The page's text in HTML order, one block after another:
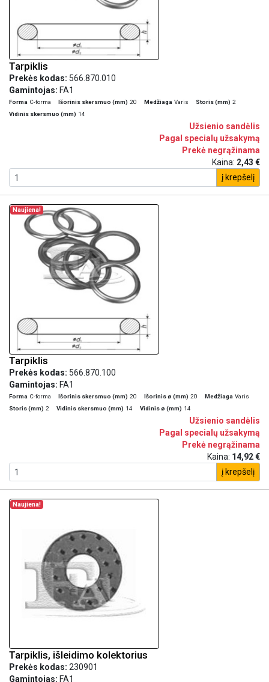
Tarpiklis
Prekės kodas: 566.870.010
Gamintojas: FA1
Forma C-forma Išorinis skersmuo (mm) 20 Medžiaga Varis Storis (mm) 2
Vidinis skersmuo (mm) 14
Užsienio sandėlis
Pagal specialų užsakymą
Prekė negrąžinama
Kaina: 2,43 €
į krepšelį
Naujiena!
Tarpiklis
Prekės kodas: 566.870.100
Gamintojas: FA1
Forma C-forma Išorinis skersmuo (mm) 20 Išorinis ø (mm) 20 Medžiaga Varis
Storis (mm) 2 Vidinis skersmuo (mm) 14 Vidinis ø (mm) 14
Užsienio sandėlis
Pagal specialų užsakymą
Prekė negrąžinama
Kaina: 14,92 €
į krepšelį
Naujiena!
Tarpiklis, išleidimo kolektorius
Prekės kodas: 230901
Gamintojas: FA1